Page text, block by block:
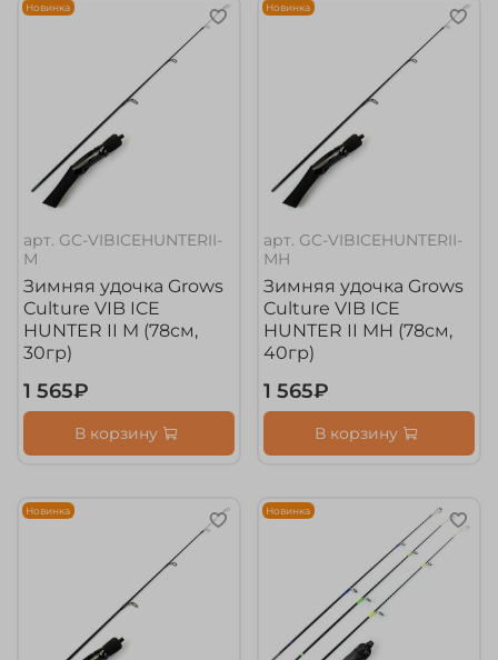
Новинка
арт. GC-VIBICEHUNTERII-
M
Зимняя удочка Grows
Culture VIB ICE
HUNTER II M (78см,
30гр)
1 565₽
В корзину
Новинка
арт. GC-VIBICEHUNTERII-
MH
Зимняя удочка Grows
Culture VIB ICE
HUNTER II MH (78см,
40гр)
1 565₽
В корзину
Новинка Новинка